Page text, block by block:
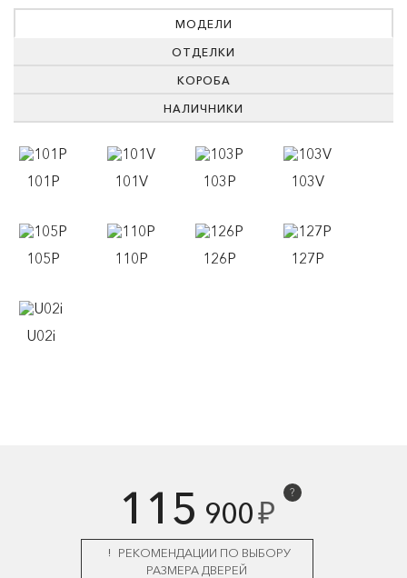
МОДЕЛИ
ОТДЕЛКИ
КОРОБА
НАЛИЧНИКИ
101P 101V 103P 103V
105P 110P 126P 127P
U02i
115 900₽
?
РЕКОМЕНДАЦИИ ПО ВЫБОРУ
РАЗМЕРА ДВЕРЕЙ